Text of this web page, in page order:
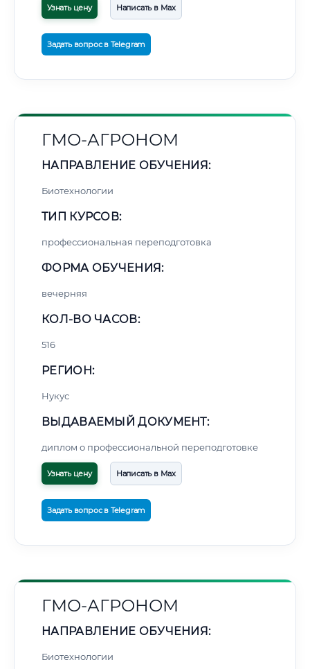
Узнать цену Написать в Max
Задать вопрос в Telegram
ГМО-АГРОНОМ
НАПРАВЛЕНИЕ ОБУЧЕНИЯ:
Биотехнологии
ТИП КУРСОВ:
профессиональная переподготовка
ФОРМА ОБУЧЕНИЯ:
вечерняя
КОЛ-ВО ЧАСОВ:
516
РЕГИОН:
Нукус
ВЫДАВАЕМЫЙ ДОКУМЕНТ:
диплом о профессиональной переподготовке
Узнать цену Написать в Max
Задать вопрос в Telegram
ГМО-АГРОНОМ
НАПРАВЛЕНИЕ ОБУЧЕНИЯ:
Биотехнологии